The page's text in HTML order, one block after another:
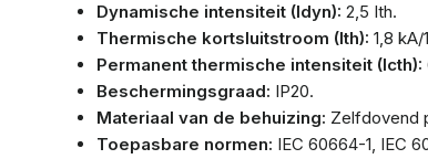
Dynamische intensiteit (Idyn): 2,5 Ith.
Thermische kortsluitstroom (Ith): 1,8 kA/
Permanent thermische intensiteit (Icth):
Beschermingsgraad: IP20.
Materiaal van de behuizing: Zelfdovend
Toepasbare normen: IEC 60664-1, IEC